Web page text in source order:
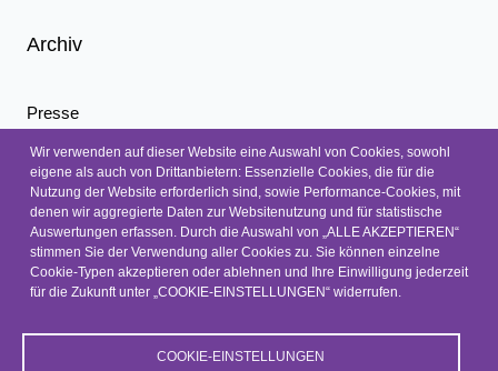
Archiv
Presse
Infoletter
Nachrichten
Kontakt
Barrierefreiheit
Barriere melden
Impressum
Wir verwenden auf dieser Website eine Auswahl von Cookies, sowohl
eigene als auch von Drittanbietern: Essenzielle Cookies, die für die
Nutzung der Website erforderlich sind, sowie Performance-Cookies, mit
denen wir aggregierte Daten zur Websitenutzung und für statistische
Auswertungen erfassen. Durch die Auswahl von „ALLE AKZEPTIEREN“
stimmen Sie der Verwendung aller Cookies zu. Sie können einzelne
Cookie-Typen akzeptieren oder ablehnen und Ihre Einwilligung jederzeit
für die Zukunft unter „COOKIE-EINSTELLUNGEN“ widerrufen.
COOKIE-EINSTELLUNGEN